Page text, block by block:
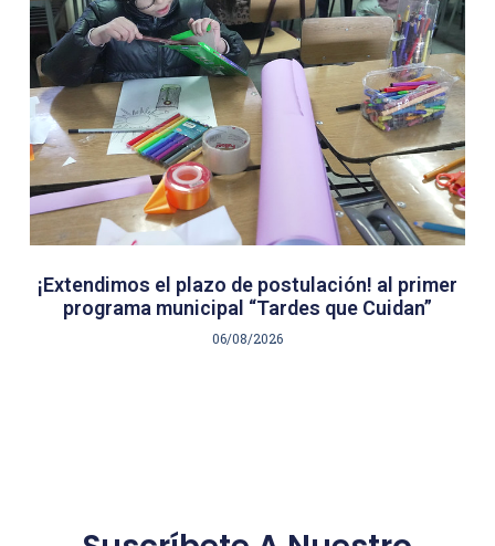
¡Extendimos el plazo de postulación! al primer
programa municipal “Tardes que Cuidan”
06/08/2026